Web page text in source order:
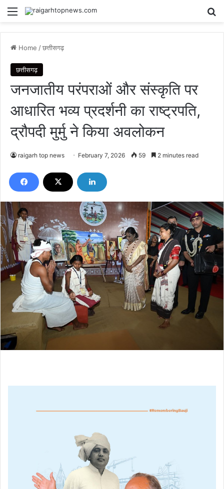
Menu
Home /छत्तीसगढ़
छत्तीसगढ़
जनजातीय परंपराओं और संस्कृति पर
आधारित भव्य प्रदर्शनी का राष्ट्रपति,
द्रौपदी मुर्मु ने किया अवलोकन
raigarh top news February 7, 2026 59 2 minutes read